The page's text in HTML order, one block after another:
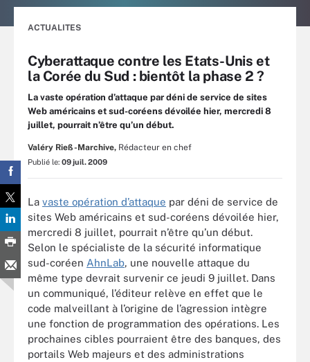
ACTUALITES
Cyberattaque contre les Etats-Unis et
la Corée du Sud : bientôt la phase 2 ?
La vaste opération d’attaque par déni de service de sites
Web américains et sud-coréens dévoilée hier, mercredi 8
juillet, pourrait n’être qu’un début.
Valéry Rieß-Marchive, Rédacteur en chef
Publié le: 09 juil. 2009
La vaste opération d’attaque par déni de service de
sites Web américains et sud-coréens dévoilée hier,
mercredi 8 juillet, pourrait n’être qu’un début.
Selon le spécialiste de la sécurité informatique
sud-coréen AhnLab, une nouvelle attaque du
même type devrait survenir ce jeudi 9 juillet. Dans
un communiqué, l’éditeur relève en effet que le
code malveillant à l’origine de l’agression intègre
une fonction de programmation des opérations. Les
prochaines cibles pourraient être des banques, des
portails Web majeurs et des administrations